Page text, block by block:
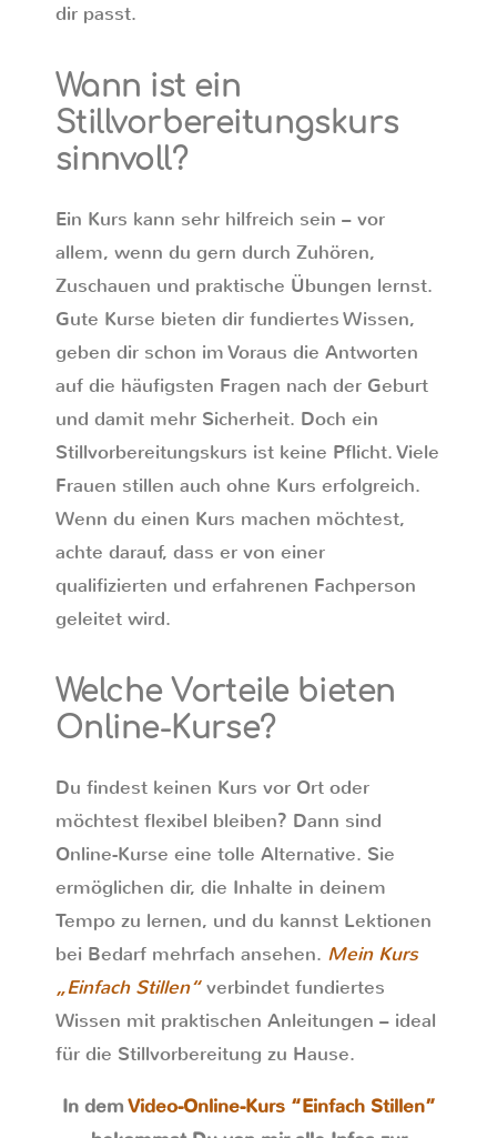
dir passt.
Wann ist ein
Stillvorbereitungskurs
sinnvoll?
Ein Kurs kann sehr hilfreich sein – vor
allem, wenn du gern durch Zuhören,
Zuschauen und praktische Übungen lernst.
Gute Kurse bieten dir fundiertes Wissen,
geben dir schon im Voraus die Antworten
auf die häufigsten Fragen nach der Geburt
und damit mehr Sicherheit. Doch ein
Stillvorbereitungskurs ist keine Pflicht. Viele
Frauen stillen auch ohne Kurs erfolgreich.
Wenn du einen Kurs machen möchtest,
achte darauf, dass er von einer
qualifizierten und erfahrenen Fachperson
geleitet wird.
Welche Vorteile bieten
Online-Kurse?
Du findest keinen Kurs vor Ort oder
möchtest flexibel bleiben? Dann sind
Online-Kurse eine tolle Alternative. Sie
ermöglichen dir, die Inhalte in deinem
Tempo zu lernen, und du kannst Lektionen
bei Bedarf mehrfach ansehen. Mein Kurs
„Einfach Stillen“verbindet fundiertes
Wissen mit praktischen Anleitungen – ideal
für die Stillvorbereitung zu Hause.
In demVideo-Online-Kurs “Einfach Stillen”